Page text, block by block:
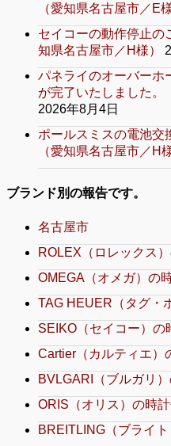
（愛知県名古屋市／E様
セイコーの動作停止の
知県名古屋市／H様）
パネライのオーバーホ
が完了いたしました。
2026年8月4日
ポールスミスの電池交
（愛知県名古屋市／H様
ブランド別の報告です。
名古屋市
ROLEX（ロレックス
OMEGA（オメガ）の
TAG HEUER（タグ・
SEIKO（セイコー）の
Cartier（カルティエ）
BVLGARI（ブルガリ
ORIS（オリス）の時
BREITLING（ブライ